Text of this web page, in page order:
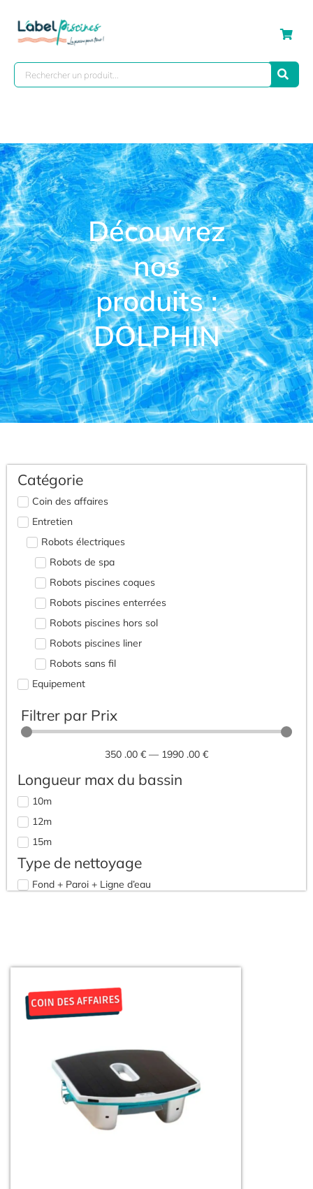
Découvrez
nos
produits :
DOLPHIN
Catégorie
Coin des affaires
Entretien
Robots électriques
Robots de spa
Robots piscines coques
Robots piscines enterrées
Robots piscines hors sol
Robots piscines liner
Robots sans fil
Equipement
Spas et accessoirces
Filtrer par Prix
350 .00 € — 1990 .00 €
Longueur max du bassin
10m
12m
15m
Type de nettoyage
Fond + Paroi + Ligne d’eau